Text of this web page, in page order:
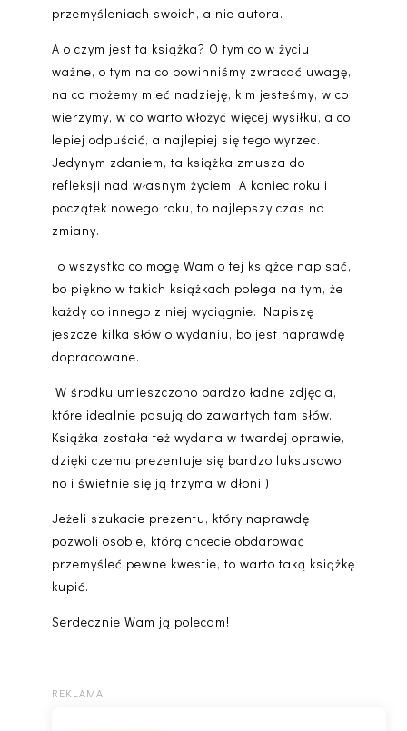
przemyśleniach swoich, a nie autora.
A o czym jest ta książka? O tym co w życiu
ważne, o tym na co powinniśmy zwracać uwagę,
na co możemy mieć nadzieję, kim jesteśmy, w co
wierzymy, w co warto włożyć więcej wysiłku, a co
lepiej odpuścić, a najlepiej się tego wyrzec.
Jedynym zdaniem, ta książka zmusza do
refleksji nad własnym życiem. A koniec roku i
początek nowego roku, to najlepszy czas na
zmiany.
To wszystko co mogę Wam o tej książce napisać,
bo piękno w takich książkach polega na tym, że
każdy co innego z niej wyciągnie. Napiszę
jeszcze kilka słów o wydaniu, bo jest naprawdę
dopracowane.
W środku umieszczono bardzo ładne zdjęcia,
które idealnie pasują do zawartych tam słów.
Książka została też wydana w twardej oprawie,
dzięki czemu prezentuje się bardzo luksusowo
no i świetnie się ją trzyma w dłoni:)
Jeżeli szukacie prezentu, który naprawdę
pozwoli osobie, którą chcecie obdarować
przemyśleć pewne kwestie, to warto taką książkę
kupić.
Serdecznie Wam ją polecam!